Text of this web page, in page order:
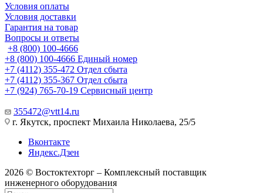
Условия оплаты
Условия доставки
Гарантия на товар
Вопросы и ответы
+8 (800) 100-4666
+8 (800) 100-4666 Единый номер
+7 (4112) 355-472 Отдел сбыта
+7 (4112) 355-367 Отдел сбыта
+7 (924) 765-70-19 Сервисный центр
355472@vtt14.ru
г. Якутск, проспект Михаила Николаева, 25/5
Вконтакте
Яндекс.Дзен
2026 © Востоктехторг – Комплексный поставщик
инженерного оборудования